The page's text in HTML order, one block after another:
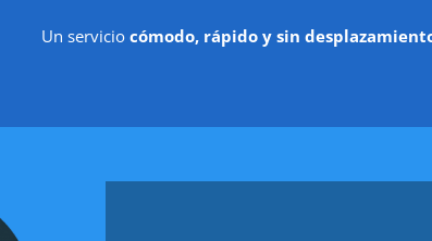
Un servicio cómodo, rápido y sin